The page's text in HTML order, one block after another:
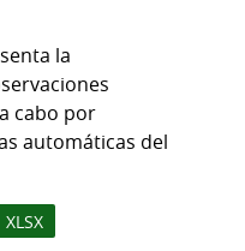
la
cabo por
automáticas del
XLSX